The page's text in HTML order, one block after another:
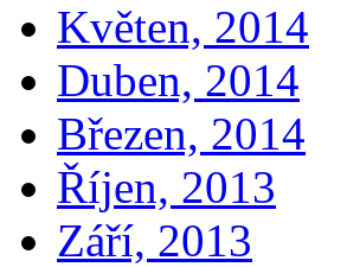
Květen, 2014
Duben, 2014
Březen, 2014
Říjen, 2013
Září, 2013